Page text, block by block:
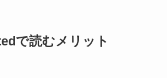
で読むメリット